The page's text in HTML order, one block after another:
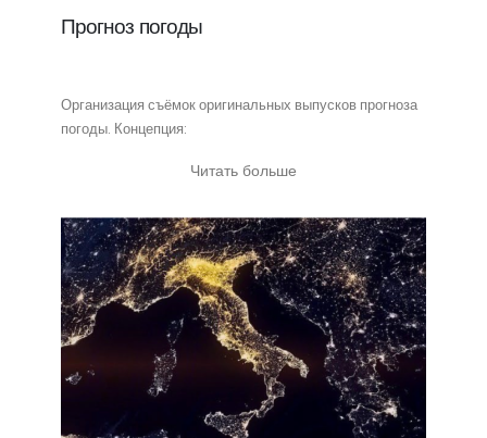
Прогноз погоды
Организация съёмок оригинальных выпусков прогноза
погоды. Концепция:
Читать больше